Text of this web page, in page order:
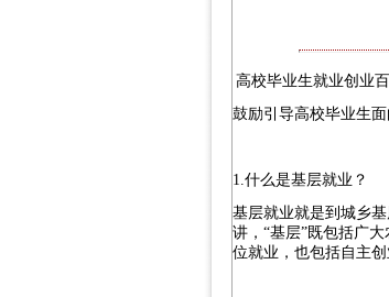
高校毕业生就业创业
鼓励引导高校毕业生
1.什么是基层就业？
基层就业就是到城乡
讲，“基层”既包括广
位就业，也包括自主创